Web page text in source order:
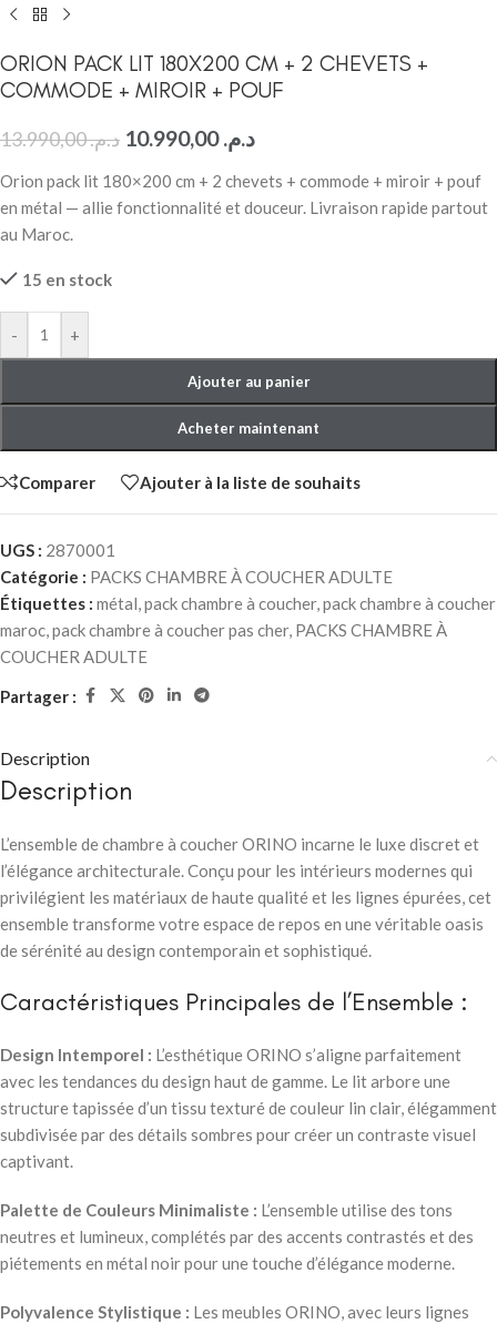
ORION PACK LIT 180X200 CM + 2 CHEVETS +
COMMODE + MIROIR + POUF
د.م.13.990,00 د.م.10.990,00
Orion pack lit 180×200 cm + 2 chevets + commode + miroir + pouf
en métal — allie fonctionnalité et douceur. Livraison rapide partout
au Maroc.
15 en stock
- +
Ajouter au panier
Acheter maintenant
Comparer Ajouter à la liste de souhaits
UGS : 2870001
Catégorie : PACKS CHAMBRE À COUCHER ADULTE
Étiquettes : métal,pack chambre à coucher,pack chambre à coucher
maroc,pack chambre à coucher pas cher, PACKS CHAMBRE À
COUCHER ADULTE
Partager :
Description
Description
L’ensemble de chambre à coucher ORINO incarne le luxe discret et
l’élégance architecturale. Conçu pour les intérieurs modernes qui
privilégient les matériaux de haute qualité et les lignes épurées, cet
ensemble transforme votre espace de repos en une véritable oasis
de sérénité au design contemporain et sophistiqué.
Caractéristiques Principales de l’Ensemble :
Design Intemporel : L’esthétique ORINO s’aligne parfaitement
avec les tendances du design haut de gamme. Le lit arbore une
structure tapissée d’un tissu texturé de couleur lin clair, élégamment
subdivisée par des détails sombres pour créer un contraste visuel
captivant.
Palette de Couleurs Minimaliste : L’ensemble utilise des tons
neutres et lumineux, complétés par des accents contrastés et des
piétements en métal noir pour une touche d’élégance moderne.
Polyvalence Stylistique : Les meubles ORINO, avec leurs lignes